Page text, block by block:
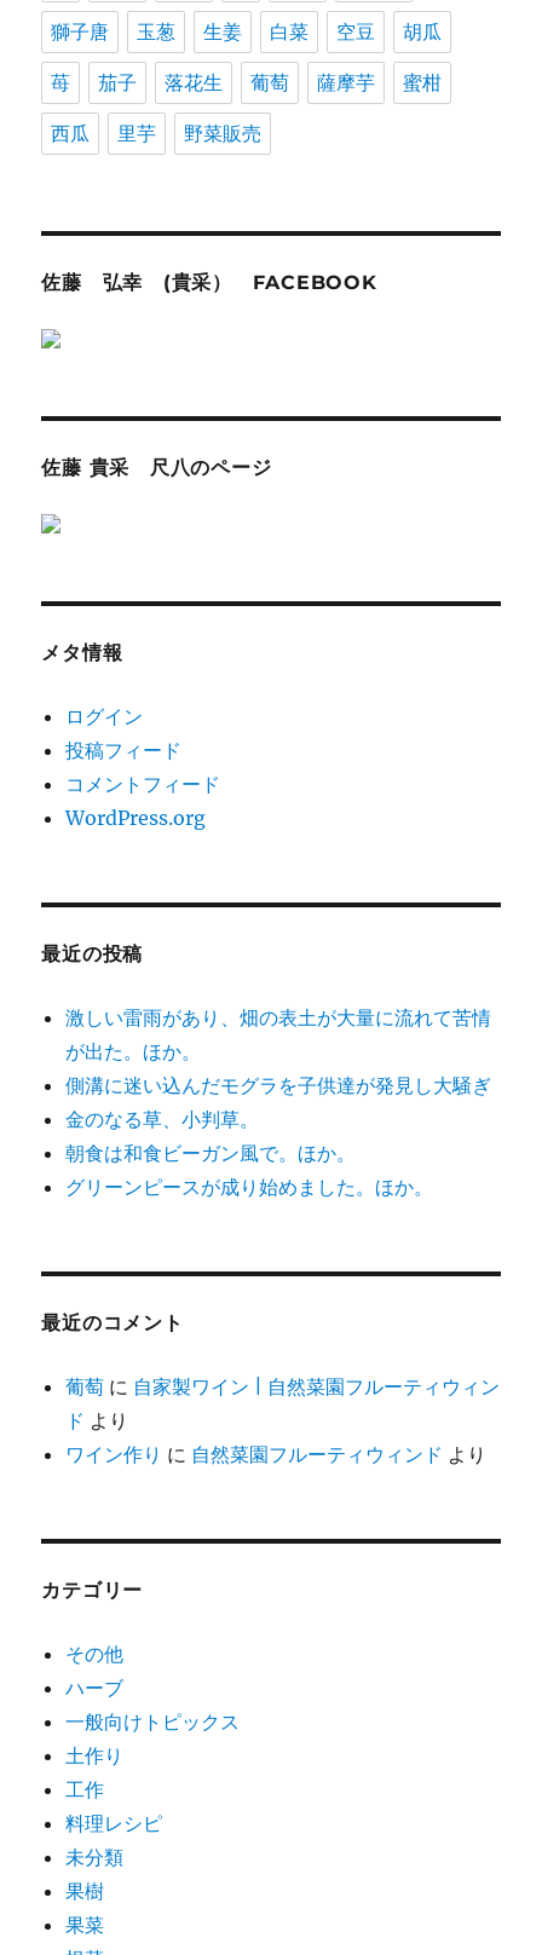
獅子唐 玉葱 生姜 白菜 空豆 胡瓜
苺 茄子 落花生 葡萄 薩摩芋 蜜柑
西瓜 里芋 野菜販売
佐藤 弘幸 (貴采） FACEBOOK
佐藤 貴采 尺八のページ
メタ情報
ログイン
投稿フィード
コメントフィード
WordPress.org
最近の投稿
激しい雷雨があり、畑の表土が大量に流れて苦情
が出た。ほか。
側溝に迷い込んだモグラを子供達が発見し大騒ぎ
金のなる草、小判草。
朝食は和食ビーガン風で。ほか。
グリーンピースが成り始めました。ほか。
最近のコメント
葡萄 に 自家製ワイン | 自然菜園フルーティウィン
ド より
ワイン作り に 自然菜園フルーティウィンド より
カテゴリー
その他
ハーブ
一般向けトピックス
土作り
工作
料理レシピ
未分類
果樹
果菜